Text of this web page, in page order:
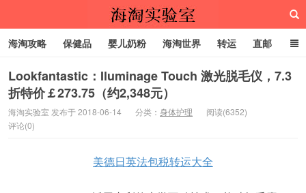
海淘实验室
海淘攻略 保健品 婴儿奶粉 海淘世界 转运 直邮
代购服务
Lookfantastic：Iluminage Touch 激光脱毛仪，7.3
折特价￡273.75（约2,348元）
海淘实验室 发布于 2018-06-14 分类： 身体护理
阅读(6352)
评论(0)
美德日英法包税转运大全